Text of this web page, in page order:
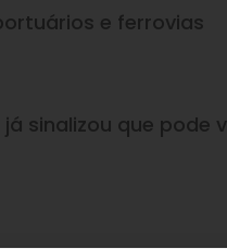
e ferrovias
sinalizou que pode